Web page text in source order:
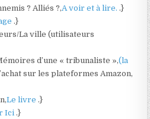
? Alliés ?,A voir et à lire..}
.}
La ville (utilisateurs
d’une « tribunaliste »,(la
sur les plateformes Amazon,
Le livre.}
Ici.}